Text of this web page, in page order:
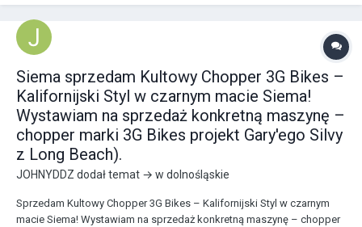
Siema sprzedam Kultowy Chopper 3G Bikes –
Kalifornijski Styl w czarnym macie Siema!
Wystawiam na sprzedaż konkretną maszynę –
chopper marki 3G Bikes projekt Gary'ego Silvy
z Long Beach).
JOHNYDDZ dodał temat → w dolnośląskie
Sprzedam Kultowy Chopper 3G Bikes – Kalifornijski Styl w czarnym
macie Siema! Wystawiam na sprzedaż konkretną maszynę – chopper